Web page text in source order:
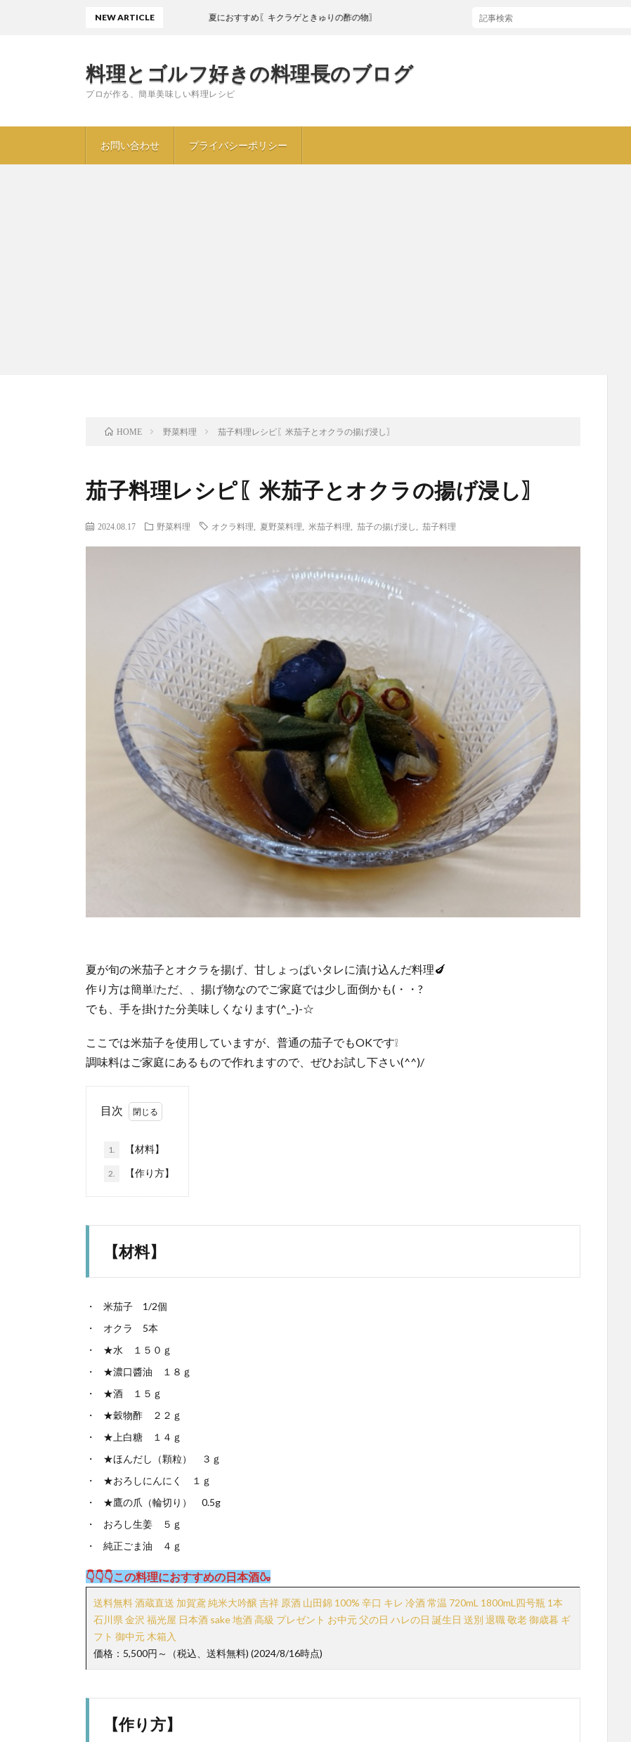
料理とゴルフ好きの料理長のブログ
プロが作る、簡単美味しい料理レシピ
お問い合わせ プライバシーポリシー
NEW ARTICLE 夏におすすめ〖キクラゲときゅりの酢の物〗
HOME 野菜料理 茄子料理レシピ〖米茄子とオクラの揚げ浸し〗
茄子料理レシピ〖米茄子とオクラの揚げ浸し〗
2024.08.17 野菜料理 オクラ料理 夏野菜料理 米茄子料理 茄子の揚げ浸し 茄子料理
夏が旬の米茄子とオクラを揚げ、甘しょっぱいタレに漬け込んだ料理🍆
作り方は簡単❕ただ、、揚げ物なのでご家庭では少し面倒かも(・・?
でも、手を掛けた分美味しくなります(^_-)-☆
ここでは米茄子を使用していますが、普通の茄子でもOKです❕
調味料はご家庭にあるもので作れますので、ぜひお試し下さい(^^)/
目次
1. 【材料】
2. 【作り方】
【材料】
米茄子 1/2個
オクラ 5本
★水 １５０ｇ
★濃口醬油 １８ｇ
★酒 １５ｇ
★穀物酢 ２２ｇ
★上白糖 １４ｇ
★ほんだし（顆粒） ３ｇ
★おろしにんにく １ｇ
★鷹の爪（輪切り） 0.5g
おろし生姜 ５ｇ
純正ごま油 ４ｇ
👇👇👇この料理におすすめの日本酒🍶
送料無料 酒蔵直送 加賀鳶 純米大吟醸 吉祥 原酒 山田錦 100% 辛口 キレ 冷酒 常温 720mL 1800mL四号瓶 1本
石川県 金沢 福光屋 日本酒 sake 地酒 高級 プレゼント お中元 父の日 ハレの日 誕生日 送別 退職 敬老 御歳暮 ギ
フト 御中元 木箱入
価格：5,500円～（税込、送料無料) (2024/8/16時点)
【作り方】